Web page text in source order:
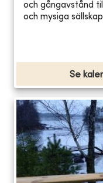
och gångavstånd
och mysiga
Se